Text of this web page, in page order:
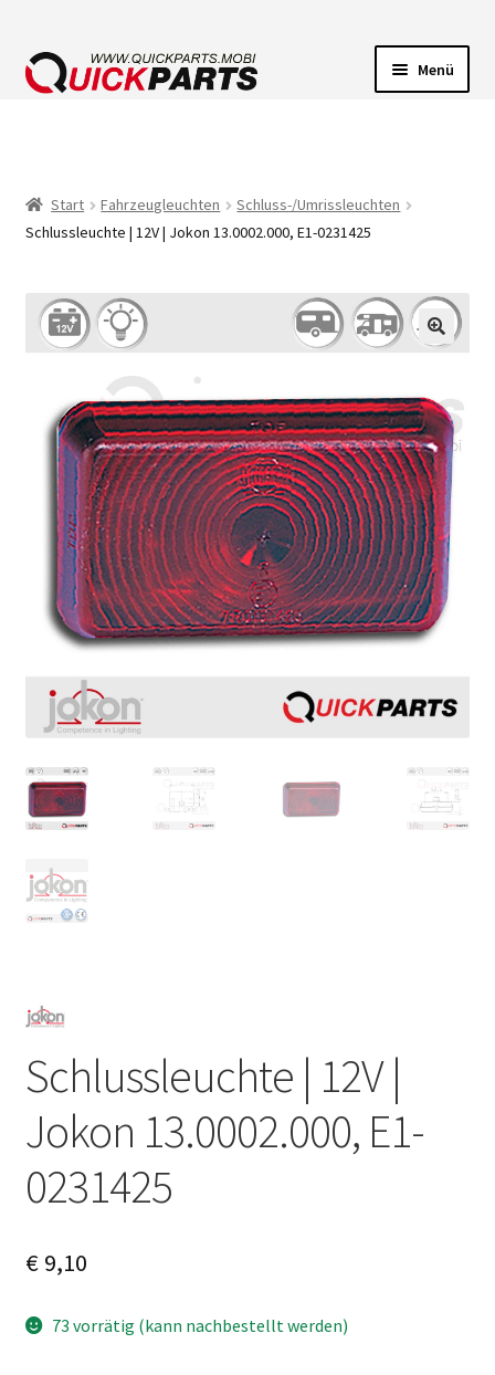
Menü
FÖRDERPUMPEN
HUPEN
Start Fahrzeugleuchten
Schluss-/Umrissleuchten
Schlussleuchte | 12V | Jokon 13.0002.000, E1-0231425
Schlussleuchte | 12V |
Jokon 13.0002.000, E1-
0231425
€9,10
73 vorrätig (kann nachbestellt werden)